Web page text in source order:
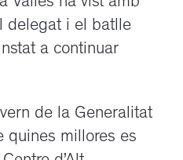
Vallès ha vist amb
delegat i el batlle
a continuar
de la Generalitat
quines millores es